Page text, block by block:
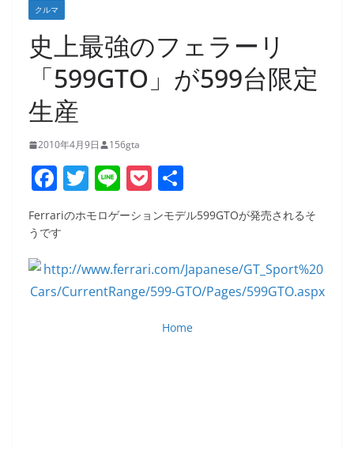
クルマ
史上最強のフェラーリ
「599GTO」が599台限定
生産
2010年4月9日 156gta
F
a
c
b
o
T
w
itt
Li
n
e
P
o
ck
有
Ferrariのホモロゲーションモデル599GTOが発売されるそ
うです
Home